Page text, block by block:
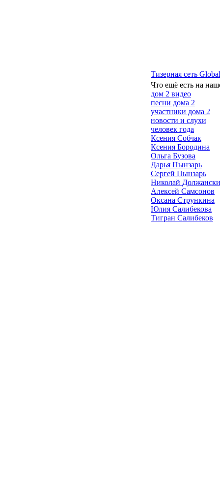
Тизерная сеть
Что ещё есть на
дом 2 видео
песни дома 2
участники дома 2
новости и слухи
человек года
Ксения Собчак
Ксения Бородина
Ольга Бузова
Дарья Пынзарь
Сергей Пынзарь
Николай
Алексей Самсонов
Оксана Стрункина
Юлия Салибекова
Тигран Салибеков